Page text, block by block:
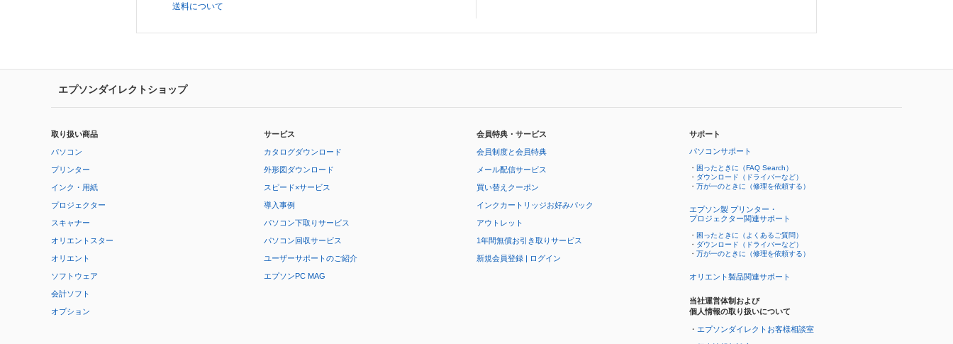
送料について
エプソンダイレクトショップ
取り扱い商品
パソコン
プリンター
インク・用紙
プロジェクター
スキャナー
オリエントスター
オリエント
ソフトウェア
会計ソフト
オプション
サービス
カタログダウンロード
外形図ダウンロード
スピード×サービス
導入事例
パソコン下取りサービス
パソコン回収サービス
ユーザーサポートのご紹介
エプソンPC MAG
会員特典・サービス
会員制度と会員特典
メール配信サービス
買い替えクーポン
インクカートリッジお好みパック
アウトレット
1年間無償お引き取りサービス
新規会員登録 | ログイン
サポート
パソコンサポート
・ 困ったときに（FAQ Search）
・ ダウンロード（ドライバーなど）
・ 万が一のときに（修理を依頼する）
エプソン製 プリンター・
プロジェクター関連サポート
・ 困ったときに（よくあるご質問）
・ ダウンロード（ドライバーなど）
・ 万が一のときに（修理を依頼する）
オリエント製品関連サポート
当社運営体制および
個人情報の取り扱いについて
・ エプソンダイレクトお客様相談室